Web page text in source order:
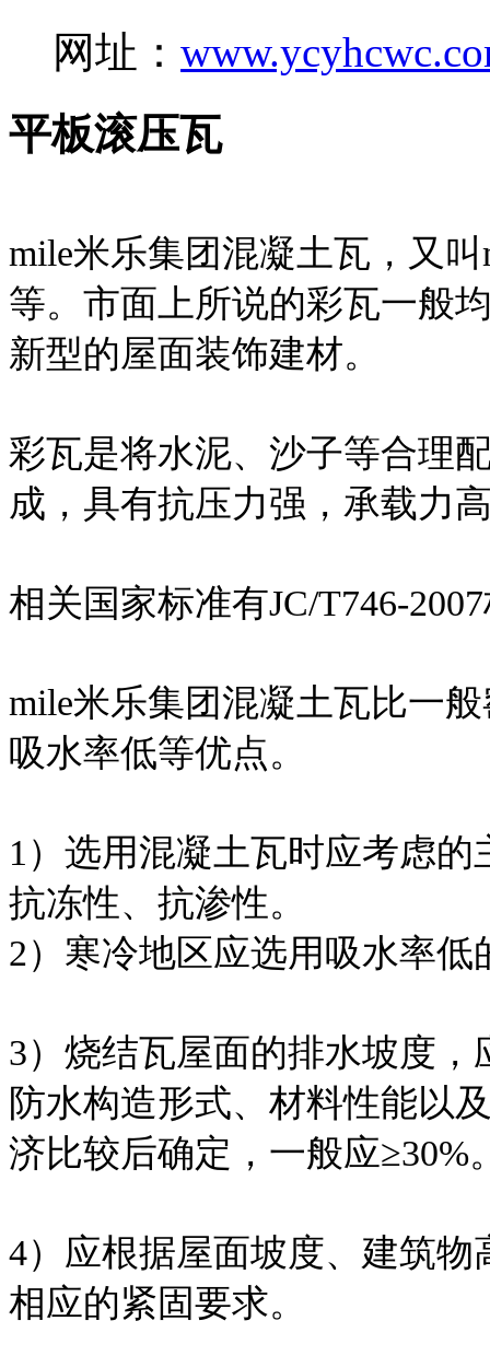
网址：
平板滚压瓦
mile米乐集团混凝土瓦，又
等。市面上所说的彩瓦一般
新型的屋面装饰建材。
彩瓦是将水泥、沙子等合理
成，具有抗压力强，承载力
相关国家标准有JC/T746-
mile米乐集团混凝土瓦比一
吸水率低等优点。
1）选用混凝土瓦时应考虑
抗冻性、抗渗性。
2）寒冷地区应选用吸水率低
3）烧结瓦屋面的排水坡度
防水构造形式、材料性能以
济比较后确定，一般应≥30%
4）应根据屋面坡度、建筑
相应的紧固要求。